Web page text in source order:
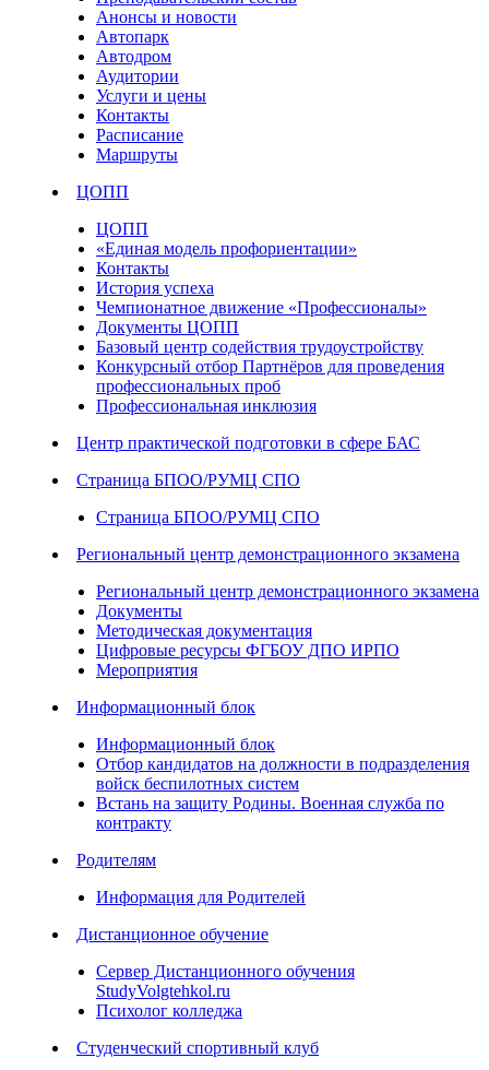
Анонсы и новости
Автопарк
Автодром
Аудитории
Услуги и цены
Контакты
Расписание
Маршруты
ЦОПП
ЦОПП
«Единая модель профориентации»
Контакты
История успеха
Чемпионатное движение «Профессионалы»
Документы ЦОПП
Базовый центр содействия трудоустройству
Конкурсный отбор Партнёров для проведения
профессиональных проб
Профессиональная инклюзия
Центр практической подготовки в сфере БАС
Страница БПОО/РУМЦ СПО
Страница БПОО/РУМЦ СПО
Региональный центр демонстрационного экзамена
Региональный центр демонстрационного экзамена
Документы
Методическая документация
Цифровые ресурсы ФГБОУ ДПО ИРПО
Мероприятия
Информационный блок
Информационный блок
Отбор кандидатов на должности в подразделения
войск беспилотных систем
Встань на защиту Родины. Военная служба по
контракту
Родителям
Информация для Родителей
Дистанционное обучение
Сервер Дистанционного обучения
StudyVolgtehkol.ru
Психолог колледжа
Студенческий спортивный клуб